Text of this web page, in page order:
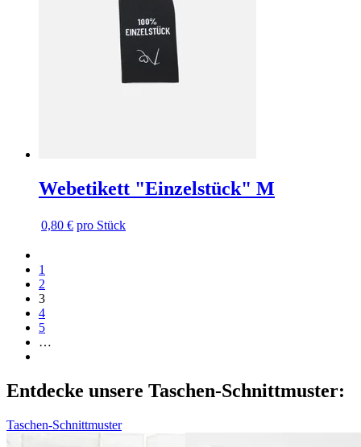
Webetikett "Einzelstück" M
0,80 € pro Stück
Seite
Seite
Seite
1
Seite
2
3
Seite
4
Seite
5
…
Entdecke unsere Taschen-Schnittmuster:
Taschen-Schnittmuster